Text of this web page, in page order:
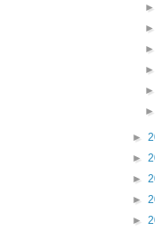
►
►
►
►
►
►
►
►